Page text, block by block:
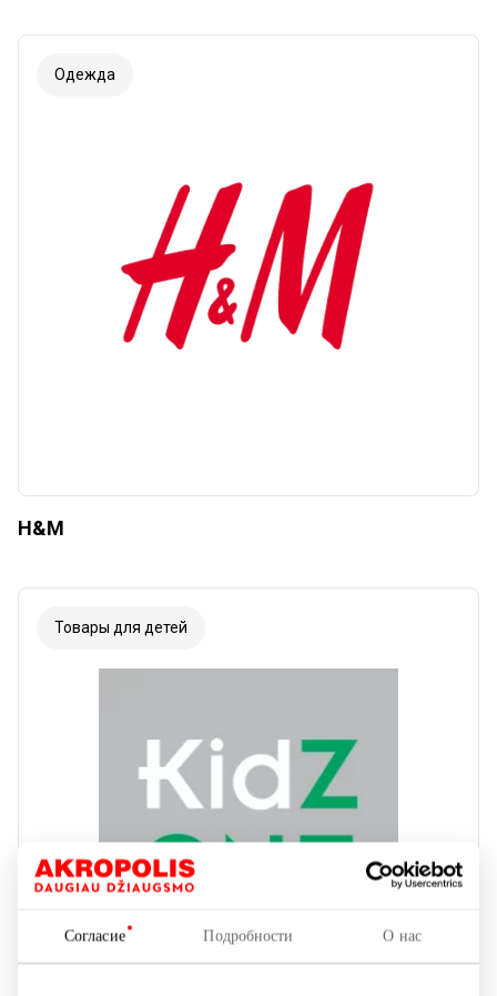
Согласие Подробности О нас
Одежда
H&M
Товары для детей